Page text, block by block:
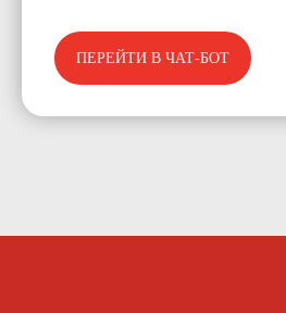
ПЕРЕЙТИ В ЧАТ-БОТ